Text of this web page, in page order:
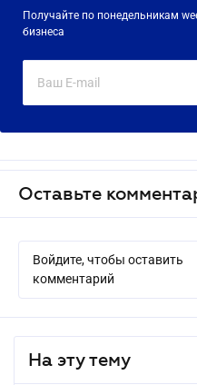
Получайте по понедельникам
бизнеса
Оставьте
Войдите, чтобы оставить
комментарий
На эту тему